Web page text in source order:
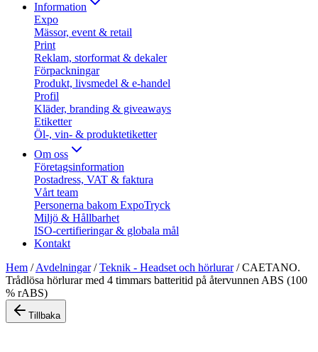
Information
Expo
Mässor, event & retail
Print
Reklam, storformat & dekaler
Förpackningar
Produkt, livsmedel & e-handel
Profil
Kläder, branding & giveaways
Etiketter
Öl-, vin- & produktetiketter
Om oss
Företagsinformation
Postadress, VAT & faktura
Vårt team
Personerna bakom ExpoTryck
Miljö & Hållbarhet
ISO-certifieringar & globala mål
Kontakt
Hem /Avdelningar/Teknik - Headset och hörlurar/CAETANO.
Trådlösa hörlurar med 4 timmars batteritid på återvunnen ABS (100
% rABS)
Tillbaka